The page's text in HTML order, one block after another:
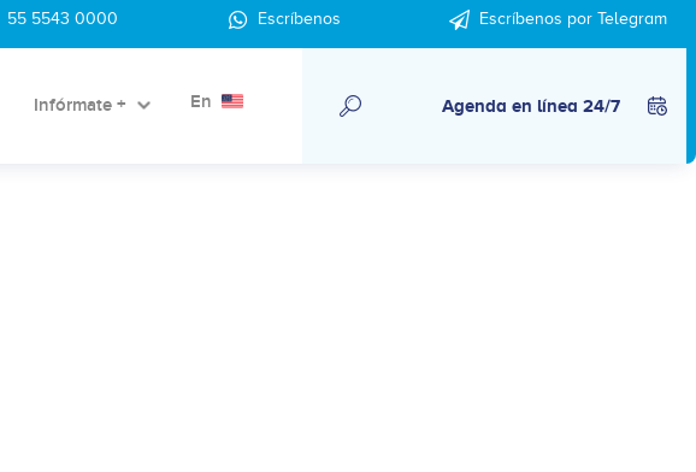
55 5543 0000 Escríbenos Escríbenos por Telegram
Infórmate + En Agenda en línea 24/7